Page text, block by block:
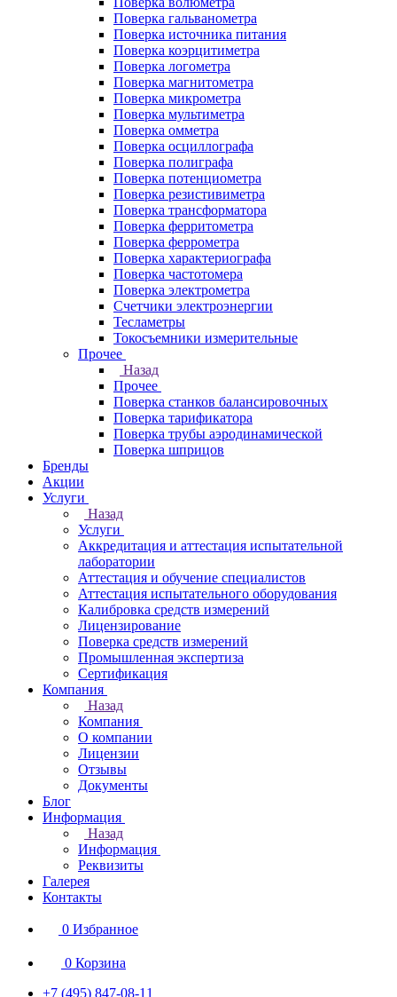
Поверка гальванометра
Поверка источника питания
Поверка коэрцитиметра
Поверка логометра
Поверка магнитометра
Поверка микрометра
Поверка мультиметра
Поверка омметра
Поверка осциллографа
Поверка полиграфа
Поверка потенциометра
Поверка резистивиметра
Поверка трансформатора
Поверка ферритометра
Поверка феррометра
Поверка характериографа
Поверка частотомера
Поверка электрометра
Счетчики электроэнергии
Тесламетры
Токосъемники измерительные
Прочее
Назад
Прочее
Поверка станков балансировочных
Поверка тарификатора
Поверка трубы аэродинамической
Поверка шприцов
Бренды
Акции
Услуги
Назад
Услуги
Аккредитация и аттестация испытательной
лаборатории
Аттестация и обучение специалистов
Аттестация испытательного оборудования
Калибровка средств измерений
Лицензирование
Поверка средств измерений
Промышленная экспертиза
Сертификация
Компания
Назад
Компания
О компании
Лицензии
Отзывы
Документы
Блог
Информация
Назад
Информация
Реквизиты
Галерея
Контакты
0 Избранное
0 Корзина
+7 (495) 847-08-11